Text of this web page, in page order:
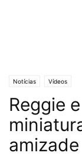
Notícias Vídeos
Reggie